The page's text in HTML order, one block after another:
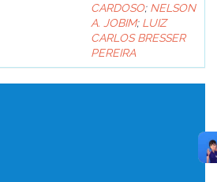
CARDOSO; NELSON
A. JOBIM; LUIZ
CARLOS BRESSER
PEREIRA